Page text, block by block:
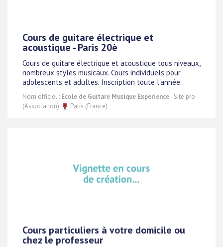
Cours de guitare électrique et
acoustique - Paris 20è
Cours de guitare électrique et acoustique tous niveaux,
nombreux styles musicaux. Cours individuels pour
adolescents et adultes. Inscription toute l'année.
Nom officiel : Ecole de Guitare Musique Expérience- Site pro
(Association)
Paris (France)
Cours particuliers à votre domicile ou
chez le professeur